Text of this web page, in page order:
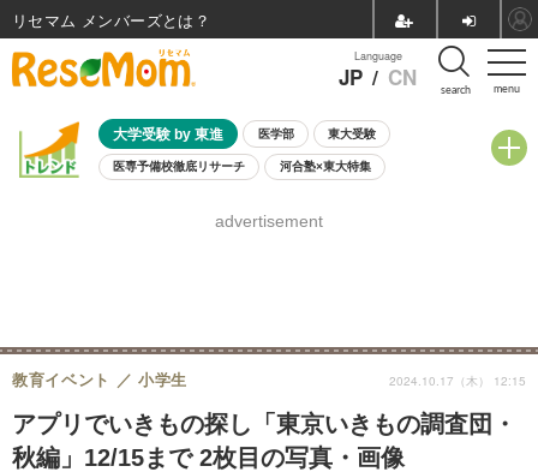
menu
Language
JP / CN search
大学受験 by 東進 医学部 東大受験
医専予備校徹底リサーチ 河合塾×東大特集
8月開催学校説明会・相談会
advertisement
アプリでいきもの探し「東京いきもの調査団・
秋編」12/15まで 2枚目の写真・画像
教育イベント 小学生 2024.10.17（木） 12:15
リセマム メンバーズ